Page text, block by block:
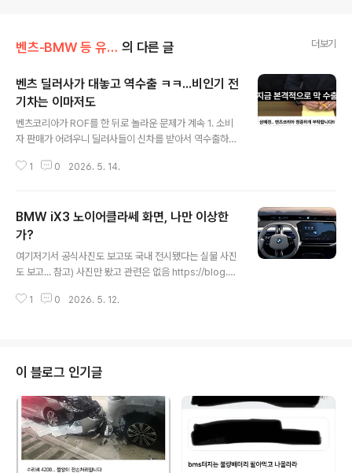
벤츠-BMW 등 유럽 완성차 의 다른 글 더보기
벤츠 딜러사가 대놓고 역수출 ㅋㅋ...비인기 전
기차는 이마저도
벤츠코리아가 ROF를 한 뒤로 놀라운 문제가 계속 1. 소비
자 판매가 어려우니 딜러사들이 신차를 받아서 역수출하고
수출 ㅋㅋ수출은 할인 안해줘도 되니까 개꿀이라는 거지한
들어가서 차를 잡는 선착순 방식 ㅋㅋ이 때문에 소비자 계
약순번 당연 무시 ㄷㄷ 3. ROF로 마진이 박해진 딜러들이
고객에서 추가 서비스를 해 줄 방법이 사라짐.썬팅 기본 이
외에는 뭘 더 해줄 방법이 없다는 주장. https://youtu.b
e/IfvKOtWqvPQ?si=EXXVQNfcFaSQnKhI 즉 비인기
차종이자 해외 수출이 사실상 불가능한벤츠 전기차는더 할
1 0 2026. 5. 14.
BMW iX3 노이어클라쎄 화면, 나만 이상한
가?
여기저기서 공식사진도 보고또 국내 전시됐다는 실물 사진
도 보고... 참고) 사진만 봤고 관련은 없음 https://blog.na
찮은 BMW iX3 노이어 클라쎄 둘러보기, 차별화된 전기 S
가. 좋게 말하면 비대칭이라 역동적이긴 한데,나쁘게 말하
면 뭔가 엄청 불안함... 뭐 디자인은 취향의 영역이라지만저
요상한 다각형의 양쪽 끝 부분이내가 알지 못하는 뭔가 다
른 활용도가 있나 싶기도 하고.고작 차량정보 부가 표출 이
런거에 쓸 요량은 아니겠지? Mer..
1 0 2026. 5. 12.
이 블로그 인기글